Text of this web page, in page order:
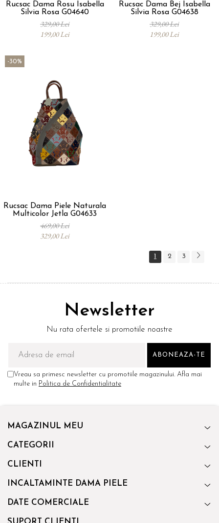
Rucsac Dama Rosu Isabella
Silvia Rosa G04640
329,00 Lei
199,00 Lei
Rucsac Dama Bej Isabella
Silvia Rosa G04638
329,00 Lei
199,00 Lei
-30%
Rucsac Dama Piele Naturala
Multicolor Jetla G04633
469,00 Lei
329,00 Lei
1 2 3
Newsletter
Nu rata ofertele si promotiile noastre
Vreau sa primesc newsletter cu promotiile magazinului. Afla mai
multe in Politica de Confidentialitate
MAGAZINUL MEU
CATEGORII
CLIENTI
INCALTAMINTE DAMA PIELE
DATE COMERCIALE